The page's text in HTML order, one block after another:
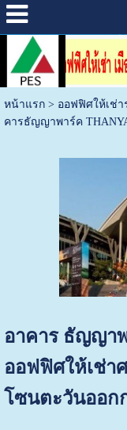
หน้าแรก> ออฟฟิศให้เช่
คารธัญญาพาร์ค
อาคาร ธัญญา
ออฟฟิศให้เช่า
โซนตะวันออก